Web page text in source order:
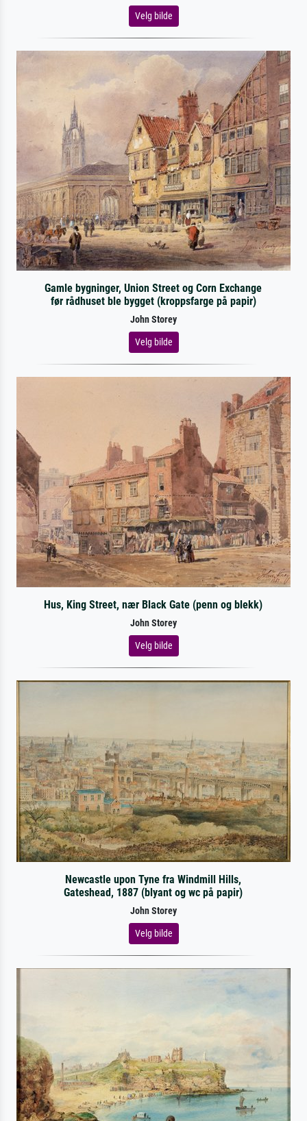
Velg bilde
Gamle bygninger, Union Street og Corn Exchange
før rådhuset ble bygget (kroppsfarge på papir)
John Storey
Velg bilde
Hus, King Street, nær Black Gate (penn og blekk)
John Storey
Velg bilde
Newcastle upon Tyne fra Windmill Hills,
Gateshead, 1887 (blyant og wc på papir)
John Storey
Velg bilde